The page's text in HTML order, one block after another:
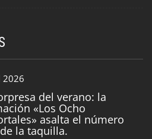
2026
del verano: la
«Los Ocho
asalta el número
la taquilla.